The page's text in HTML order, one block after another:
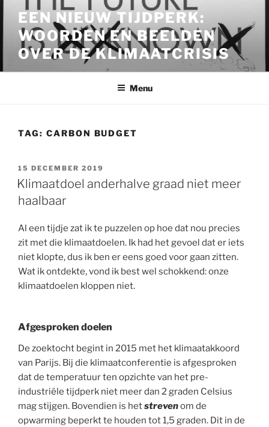
inhoud
EEN NIEUW TIJDPERK:
WOORDEN EN BEELDEN
OVER DE KLIMAATCRISIS
Menu
TAG: CARBON BUDGET
GEPLAATST
OP
15 DECEMBER 2019
Klimaatdoel anderhalve graad niet meer
haalbaar
Al een tijdje zat ik te puzzelen op hoe dat nou precies
zit met die klimaatdoelen. Ik had het gevoel dat er iets
niet klopte, dus ik ben er eens goed voor gaan zitten.
Wat ik ontdekte, vond ik best wel schokkend: onze
klimaatdoelen kloppen niet.
Afgesproken doelen
De zoektocht begint in 2015 met het klimaatakkoord
van Parijs. Bij die klimaatconferentie is afgesproken
dat de temperatuur ten opzichte van het pre-
industriële tijdperk niet meer dan 2 graden Celsius
mag stijgen. Bovendien is hetstrevenom de
opwarming beperkt te houden tot 1,5 graden. Dit in de